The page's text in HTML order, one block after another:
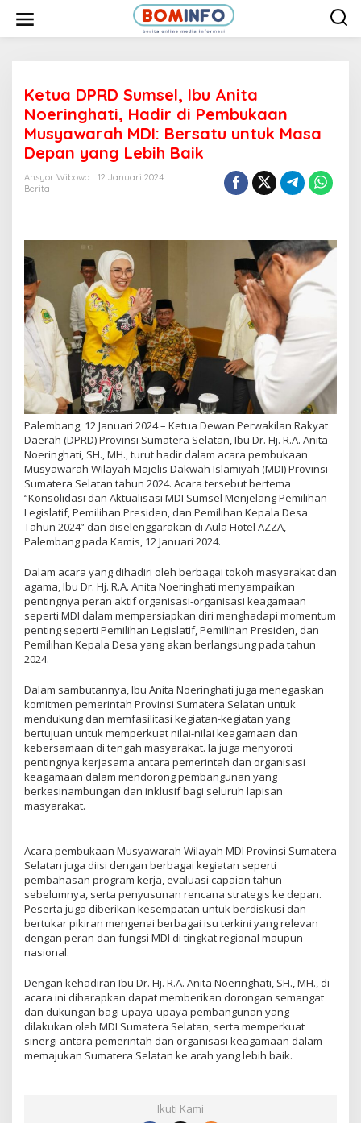
Ketua DPRD Sumsel, Ibu Anita
Noeringhati, Hadir di Pembukaan
Musyawarah MDI: Bersatu untuk Masa
Depan yang Lebih Baik
Ansyor Wibowo
12 Januari 2024
Berita
Palembang, 12 Januari 2024 – Ketua Dewan Perwakilan Rakyat
Daerah (DPRD) Provinsi Sumatera Selatan, Ibu Dr. Hj. R.A. Anita
Noeringhati, SH., MH., turut hadir dalam acara pembukaan
Musyawarah Wilayah Majelis Dakwah Islamiyah (MDI) Provinsi
Sumatera Selatan tahun 2024. Acara tersebut bertema
“Konsolidasi dan Aktualisasi MDI Sumsel Menjelang Pemilihan
Legislatif, Pemilihan Presiden, dan Pemilihan Kepala Desa
Tahun 2024” dan diselenggarakan di Aula Hotel AZZA,
Palembang pada Kamis, 12 Januari 2024.
Dalam acara yang dihadiri oleh berbagai tokoh masyarakat dan
agama, Ibu Dr. Hj. R.A. Anita Noeringhati menyampaikan
pentingnya peran aktif organisasi-organisasi keagamaan
seperti MDI dalam mempersiapkan diri menghadapi momentum
penting seperti Pemilihan Legislatif, Pemilihan Presiden, dan
Pemilihan Kepala Desa yang akan berlangsung pada tahun
2024.
Dalam sambutannya, Ibu Anita Noeringhati juga menegaskan
komitmen pemerintah Provinsi Sumatera Selatan untuk
mendukung dan memfasilitasi kegiatan-kegiatan yang
bertujuan untuk memperkuat nilai-nilai keagamaan dan
kebersamaan di tengah masyarakat. Ia juga menyoroti
pentingnya kerjasama antara pemerintah dan organisasi
keagamaan dalam mendorong pembangunan yang
berkesinambungan dan inklusif bagi seluruh lapisan
masyarakat.
Acara pembukaan Musyawarah Wilayah MDI Provinsi Sumatera
Selatan juga diisi dengan berbagai kegiatan seperti
pembahasan program kerja, evaluasi capaian tahun
sebelumnya, serta penyusunan rencana strategis ke depan.
Peserta juga diberikan kesempatan untuk berdiskusi dan
bertukar pikiran mengenai berbagai isu terkini yang relevan
dengan peran dan fungsi MDI di tingkat regional maupun
nasional.
Dengan kehadiran Ibu Dr. Hj. R.A. Anita Noeringhati, SH., MH., di
acara ini diharapkan dapat memberikan dorongan semangat
dan dukungan bagi upaya-upaya pembangunan yang
dilakukan oleh MDI Sumatera Selatan, serta memperkuat
sinergi antara pemerintah dan organisasi keagamaan dalam
memajukan Sumatera Selatan ke arah yang lebih baik.
Ikuti Kami